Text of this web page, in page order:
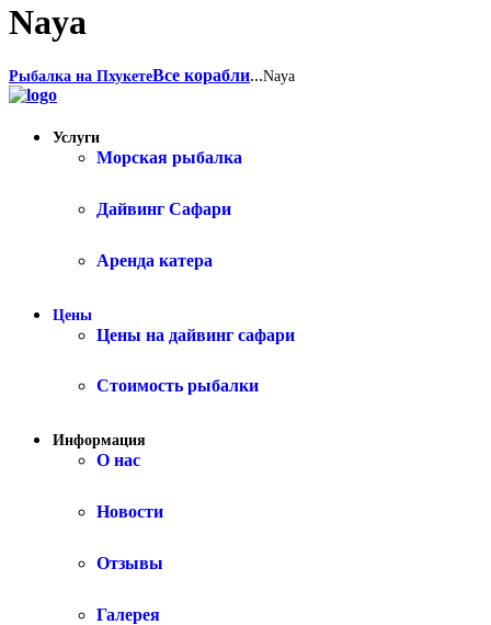
Naya
Рыбалка на ПхукетеВсе корабли...Naya
Услуги
Морская рыбалка
Дайвинг Сафари
Аренда катера
Цены
Цены на дайвинг сафари
Стоимость рыбалки
Информация
О нас
Новости
Отзывы
Галерея